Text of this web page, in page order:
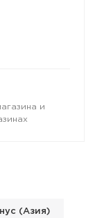
и
(Азия)